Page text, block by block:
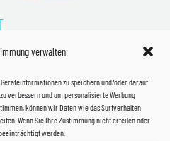
verwalten
zu speichern und/oder darauf
verbessern und um personalisierte Werbung
können wir Daten wie das Surfverhalten
Wenn Sie Ihre Zustimmung nicht erteilen oder
werden.